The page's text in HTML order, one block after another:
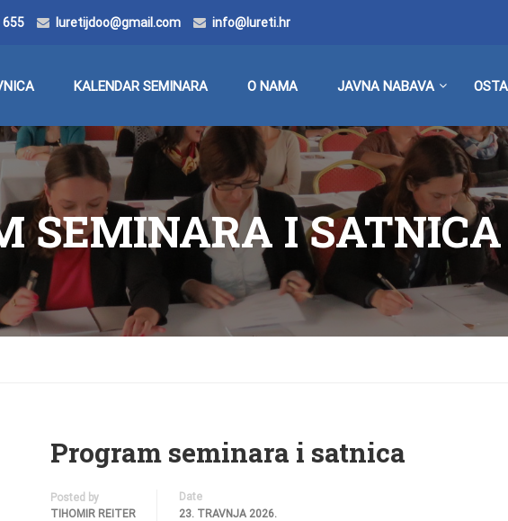
655 luretijdoo@gmail.com info@lureti.hr
KALENDAR SEMINARA O NAMA JAVNA NABAVA
SEMINARA I SATNICA
Program seminara i satnica
Posted by
TIHOMIR REITER
Date
23. TRAVNJA 2026.